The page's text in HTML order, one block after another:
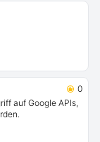
0
auf Google APIs,